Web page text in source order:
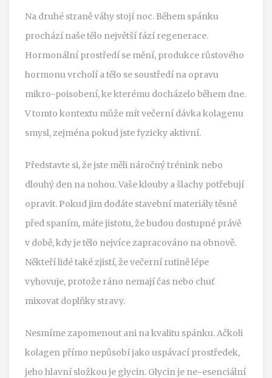
Na druhé straně váhy stojí noc. Během spánku
prochází naše tělo největší fází regenerace.
Hormonální prostředí se mění, produkce růstového
hormonu vrcholí a tělo se soustředí na opravu
mikro-poisobení, ke kterému docházelo během dne.
V tomto kontextu může mít večerní dávka kolagenu
smysl, zejména pokud jste fyzicky aktivní.
Představte si, že jste měli náročný trénink nebo
dlouhý den na nohou. Vaše klouby a šlachy potřebují
opravit. Pokud jim dodáte stavební materiály těsně
před spaním, máte jistotu, že budou dostupné právě
v době, kdy je tělo nejvíce zapracováno na obnově.
Někteří lidé také zjistí, že večerní rutině lépe
vyhovuje, protože ráno nemají čas nebo chuť
mixovat doplňky stravy.
Nesmíme zapomenout ani na kvalitu spánku. Ačkoli
kolagen přímo nepůsobí jako uspávací prostředek,
jeho hlavní složkou je glycin. Glycinje ne-esenciální